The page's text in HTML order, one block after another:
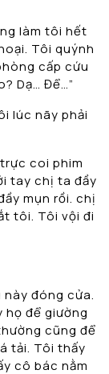
làm tôi hết
Tôi quýnh
cấp cứu
Dạ… Để…”
lúc nãy phải
coi phim
tay chị ta đầy
mụn rồi. chị
tôi. Tôi vội đi
này đóng cửa.
họ để giường
cũng để
tải. Tôi thấy
cô bác nằm